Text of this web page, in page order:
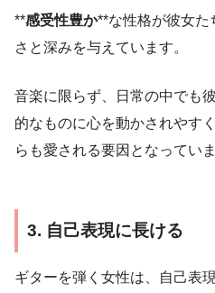
**感受性豊か**な性格が彼女た
さと深みを与えています。
音楽に限らず、日常の中でも
的なものに心を動かされやす
らも愛される要因となっていま
3. 自己表現に長ける
ギターを弾く女性は、自己表